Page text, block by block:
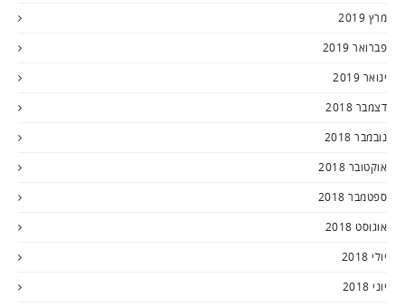
מרץ 2019
פברואר 2019
ינואר 2019
דצמבר 2018
נובמבר 2018
אוקטובר 2018
ספטמבר 2018
אוגוסט 2018
יולי 2018
יוני 2018